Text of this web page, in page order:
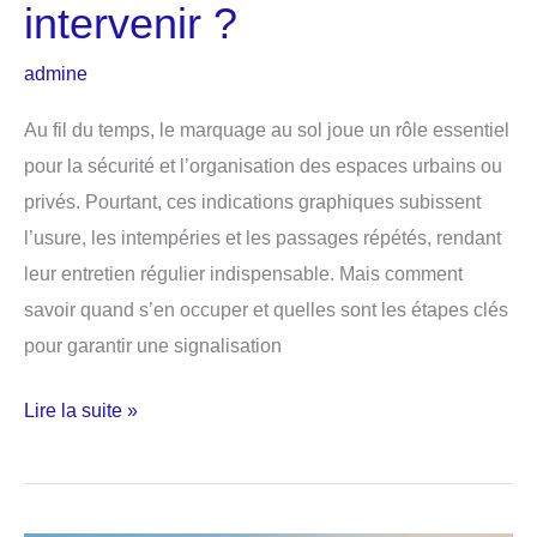
intervenir ?
admine
Au fil du temps, le marquage au sol joue un rôle essentiel
pour la sécurité et l’organisation des espaces urbains ou
privés. Pourtant, ces indications graphiques subissent
l’usure, les intempéries et les passages répétés, rendant
leur entretien régulier indispensable. Mais comment
savoir quand s’en occuper et quelles sont les étapes clés
pour garantir une signalisation
Entretien
rénovation
Lire la suite »